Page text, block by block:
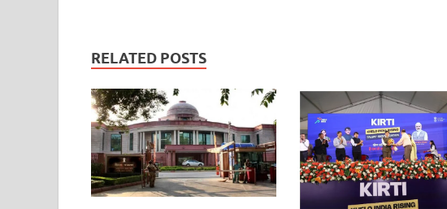
RELATED POSTS